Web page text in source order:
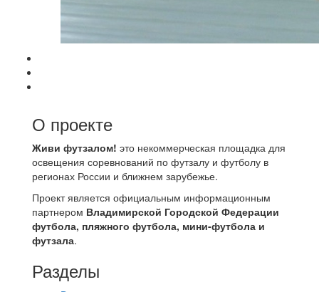
О проекте
Живи футзалом! это некоммерческая площадка для
освещения соревнований по футзалу и футболу в
регионах России и ближнем зарубежье.
Проект является официальным информационным
партнером Владимирской Городской Федерации
футбола, пляжного футбола, мини-футбола и
футзала.
Разделы